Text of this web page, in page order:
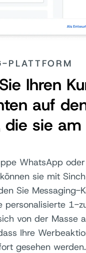
PLATTFORM
Ihren
auf
die sie
WhatsApp oder
sie mit
Sie Messaging-
personalisierte 1-
von der Masse
Ihre
gesehen werden.